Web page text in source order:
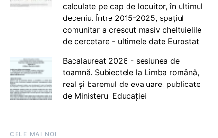
calculate pe cap de locuitor, în ultimul
deceniu. Între 2015-2025, spațiul
comunitar a crescut masiv cheltuielile
de cercetare - ultimele date Eurostat
Bacalaureat 2026 - sesiunea de
toamnă. Subiectele la Limba română,
real și baremul de evaluare, publicate
de Ministerul Educației
CELE MAI NOI